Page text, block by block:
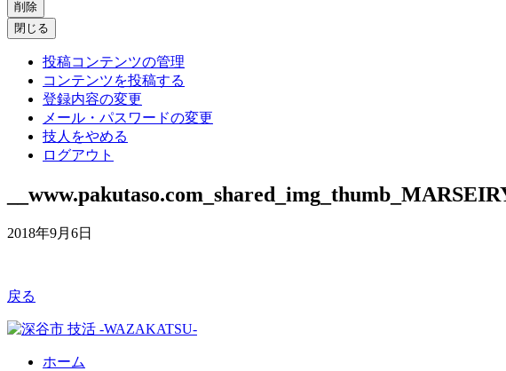
削除
閉じる
投稿コンテンツの管理
コンテンツを投稿する
登録内容の変更
メール・パスワードの変更
技人をやめる
ログアウト
2018年9月6日
戻る
ホーム